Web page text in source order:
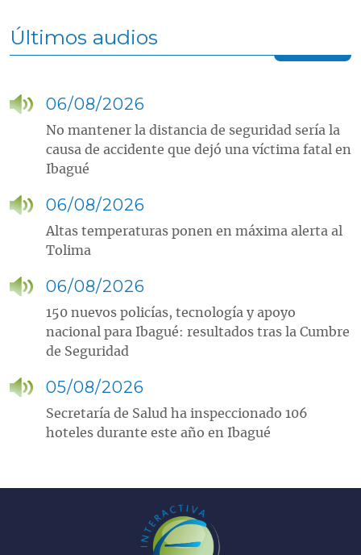
Últimos audios
06/08/2026
No mantener la distancia de seguridad sería la
causa de accidente que dejó una víctima fatal en
Ibagué
06/08/2026
Altas temperaturas ponen en máxima alerta al
Tolima
06/08/2026
150 nuevos policías, tecnología y apoyo
nacional para Ibagué: resultados tras la Cumbre
de Seguridad
05/08/2026
Secretaría de Salud ha inspeccionado 106
hoteles durante este año en Ibagué